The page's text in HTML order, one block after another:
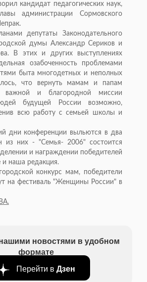
кандидат педагогических наук,
администрации Сормовского
депутаты Законодательного
думы Александр Сериков и
В этих и других выступлениях
озабоченность проблемами
быта многодетных и неполных
что вернуть мамам и папам
важной и благородной миссии
будущей России возможно,
всю работу с семьей школы и
дни конференции выльются в два
из них - "Семья- 2006" состоится
и награждении победителей
и наша редакция.
конкурс мам, победители
на фестиваль "Женщины России" в
новостями в удобном
формате
Перейти в Дзен